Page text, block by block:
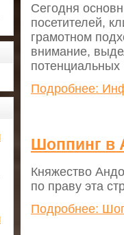
Сегодня
посетителей,
грамотном
внимание,
потенциальных
Подробнее:
Шоппинг в
Княжество
по праву эта
Подробнее: